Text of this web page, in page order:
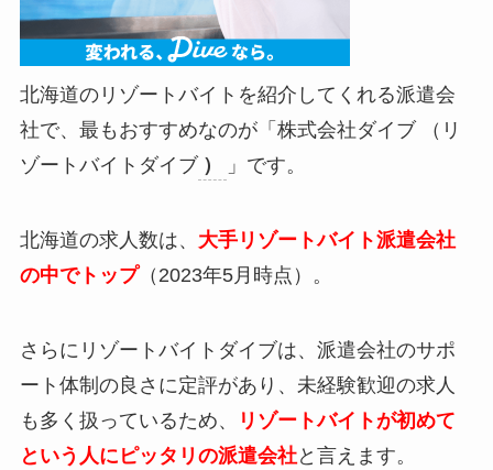
北海道のリゾートバイトを紹介してくれる派遣会
社で、最もおすすめなのが「株式会社ダイブ （リ
ゾートバイトダイブ ） 」です。
北海道の求人数は、 大手リゾートバイト派遣会社
の中でトップ（2023年5月時点）。
さらにリゾートバイトダイブは、派遣会社のサポ
ート体制の良さに定評があり、未経験歓迎の求人
も多く扱っているため、
リゾートバイトが初めて
という人にピッタリの派遣会社と言えます。